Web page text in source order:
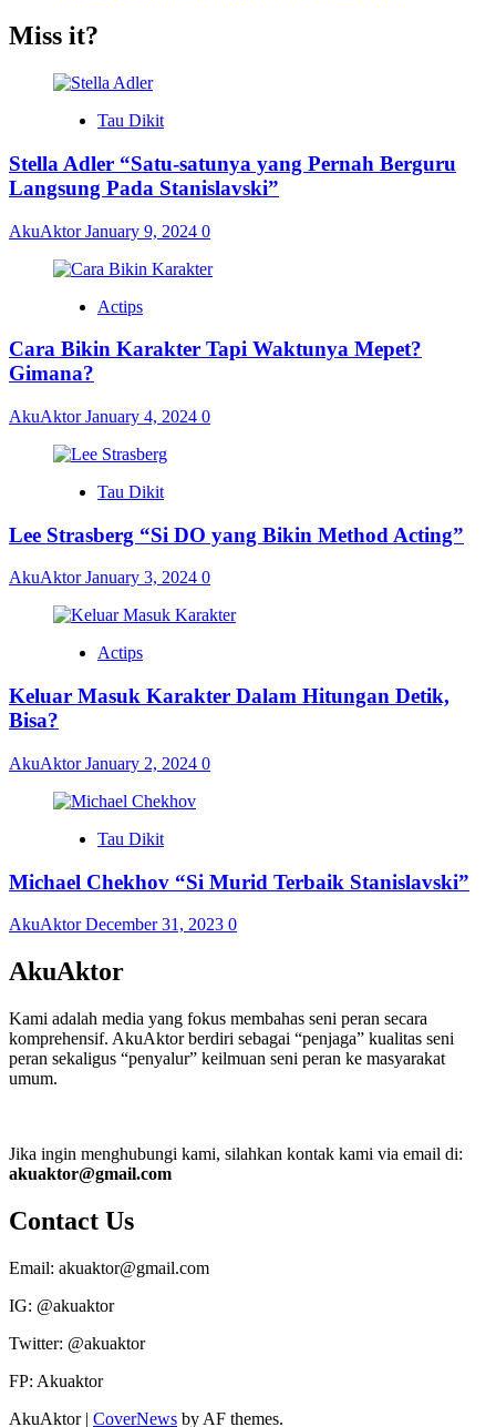
Miss it?
Tau Dikit
Stella Adler “Satu-satunya yang Pernah Berguru
Langsung Pada Stanislavski”
AkuAktorJanuary 9, 2024 0
Actips
Cara Bikin Karakter Tapi Waktunya Mepet?
Gimana?
AkuAktorJanuary 4, 2024 0
Tau Dikit
Lee Strasberg “Si DO yang Bikin Method Acting”
AkuAktorJanuary 3, 2024 0
Actips
Keluar Masuk Karakter Dalam Hitungan Detik,
Bisa?
AkuAktorJanuary 2, 2024 0
Tau Dikit
Michael Chekhov “Si Murid Terbaik Stanislavski”
AkuAktorDecember 31, 2023 0
AkuAktor
Kami adalah media yang fokus membahas seni peran secara
komprehensif. AkuAktor berdiri sebagai “penjaga” kualitas seni
peran sekaligus “penyalur” keilmuan seni peran ke masyarakat
umum.
Jika ingin menghubungi kami, silahkan kontak kami via email di:
akuaktor@gmail.com
Contact Us
Email: akuaktor@gmail.com
IG: @akuaktor
Twitter: @akuaktor
FP: Akuaktor
AkuAktor | CoverNews by AF themes.